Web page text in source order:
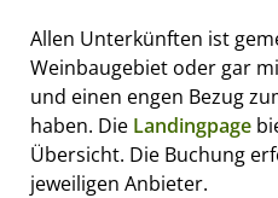
Allen Unterkünften ist
Weinbaugebiet oder gar
und einen engen Bezug
haben. Die Landingpage
Übersicht. Die Buchung
jeweiligen Anbieter.